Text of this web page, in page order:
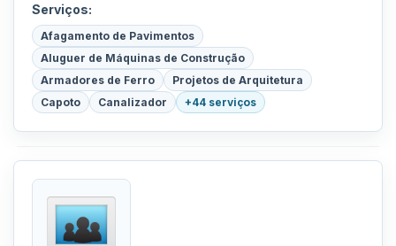
Serviços:
Afagamento de Pavimentos
Aluguer de Máquinas de Construção
Armadores de Ferro
Projetos de Arquitetura
Capoto
Canalizador +44 serviços